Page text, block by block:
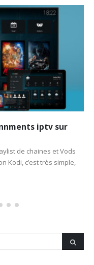
iptv sur
de chaines et Vods
Kodi, c’est très simple,